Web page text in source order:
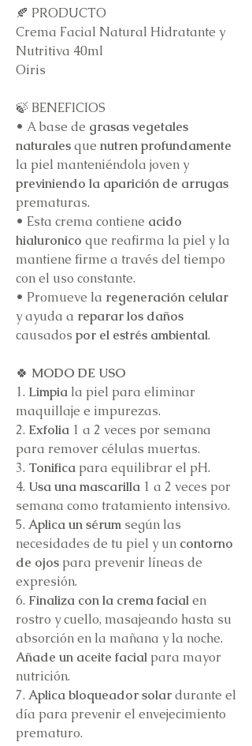
🍂 PRODUCTO
Crema Facial Natural Hidratante y
Nutritiva 40ml
Oiris
🍃 BENEFICIOS
• A base de grasas vegetales
naturalesque nutren profundamente
la piel manteniéndola joven y
previniendo la aparición de arrugas
prematuras.
• Esta crema contiene acido
hialuronico que reafirma la piel y la
mantiene firme a través del tiempo
con el uso constante.
• Promueve la regeneración celular
y ayuda a reparar los daños
causados por el estrés ambiental.
🍀 MODO DE USO
1. Limpia la piel para eliminar
maquillaje e impurezas.
2. Exfolia 1 a 2 veces por semana
para remover células muertas.
3. Tonifica para equilibrar el pH.
4. Usa una mascarilla 1 a 2 veces por
semana como tratamiento intensivo.
5. Aplica un sérum según las
necesidades de tu piel y un contorno
de ojos para prevenir líneas de
expresión.
6. Finaliza con la crema facialen
rostro y cuello, masajeando hasta su
absorción en la mañana y la noche.
Añade un aceite facial para mayor
nutrición.
7. Aplica bloqueador solardurante el
día para prevenir el envejecimiento
prematuro.